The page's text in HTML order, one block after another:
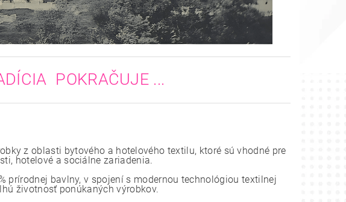
POKRAČUJE ...
z oblasti bytového a hotelového textilu, ktoré sú vhodné pre
hotelové a sociálne zariadenia.
prírodnej bavlny, v spojení s modernou technológiou textilnej
životnosť ponúkaných výrobkov.